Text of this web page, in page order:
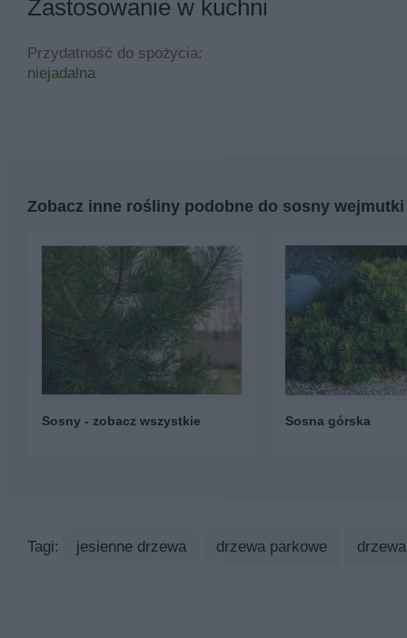
Zastosowanie w kuchni
Przydatność do spożycia:
niejadalna
Zobacz inne rośliny podobne do sosny wejmutki
Sosny - zobacz wszystkie Sosna górska
Tagi: jesienne drzewa drzewa parkowe